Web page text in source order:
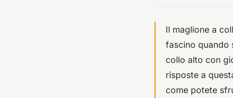
Il maglione a
fascino quando
collo alto con
risposte a
come potete